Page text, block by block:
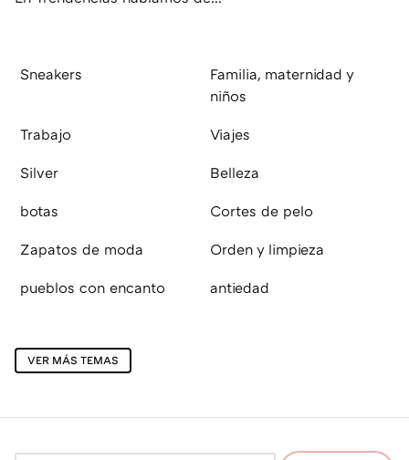
Sneakers
Familia, maternidad y
niños
Trabajo Viajes
Silver Belleza
botas Cortes de pelo
Zapatos de moda Orden y limpieza
pueblos con encanto antiedad
VER MÁS TEMAS